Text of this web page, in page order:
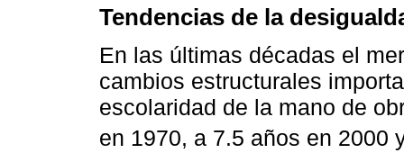
Tendencias de la
En las últimas décadas el
cambios estructurales
escolaridad de la mano de
en 1970, a 7.5 años en 2000